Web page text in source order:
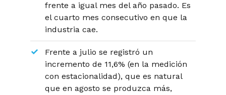
frente a igual mes del año pasado. Es
el cuarto mes consecutivo en que la
industria cae.
Frente a julio se registró un
incremento de 11,6% (en la medición
con estacionalidad), que es natural
que en agosto se produzca más,